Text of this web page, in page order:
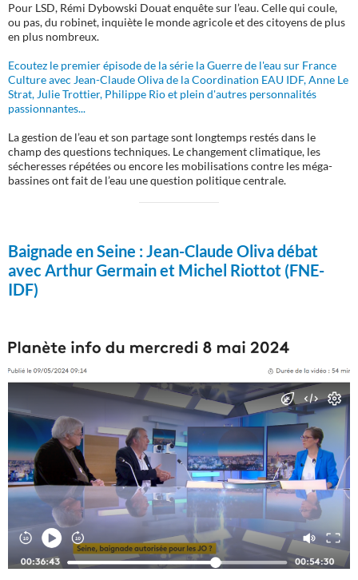
Pour LSD, Rémi Dybowski Douat enquête sur l’eau. Celle qui coule,
ou pas, du robinet, inquiète le monde agricole et des citoyens de plus
en plus nombreux.
Ecoutez le premier épisode de la série la Guerre de l'eau sur France
Culture avec Jean-Claude Oliva de la Coordination EAU IDF, Anne Le
Strat, Julie Trottier, Philippe Rio et plein d'autres personnalités
passionnantes...
La gestion de l’eau et son partage sont longtemps restés dans le
champ des questions techniques. Le changement climatique, les
sécheresses répétées ou encore les mobilisations contre les méga-
bassines ont fait de l’eau une question politique centrale.
Baignade en Seine :Jean-Claude Oliva débat
avec Arthur Germain et Michel Riottot (FNE-
IDF)